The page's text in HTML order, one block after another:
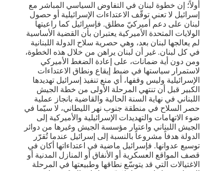
أولاً؛ إن خطوة لبنان في التفاوض السياسي المباشر مع
إسرائيل لا تعني توقّف الاعتداءات الإسرائيلية أو حصول
لبنان على دعم أميركيّ مطلق. فإسرائيل كما راعيتها
الولايات المتحدة الأميركية يعتبران بأن القضية الأساسية
لم يعالجها لبنان بعد، وهي حصرية سلاح الدولة اللبنانية
في كل لبنان. غير أن لبنان يراهن من خلال هذه الخطوة،
ومن دون أية ضمانات، على إعادة الضغط الأميركي
لاستمرار سياستها في ضبط إيقاع ونطاق الاعتداءات
الإسرائيلية وليس وقفها، أي منع تنفيذ إسرائيل تهديدها
الكبير قبل أن تنتهي المرحلة الأولى من خطة الجيش
اللبناني في نهاية السنة الحالية والقاضية بانجاز عملية
حصر السلاح في منطقة جنوب نهر الليطاني، لا سيّما في
ضوء الاتهامات والتهديدات الإسرائيلية والأميركية إلى
الجيش اللبناني واعتبار مؤسسة الجيش وغيرها من دوائر
الدولة هدفاً مشروعاً بالنسبة إلى إسرائيل عندما تُقرّر
توسيع عدوانها. فإسرائيل ماضية في اعتداءاتها أكان في
قصف المواقع العسكرية أو الأنفاق أو المنازل المدنية أو
الاغتيالات التي قد يتوسّع نطاقها وطبيعتها في المرحلة